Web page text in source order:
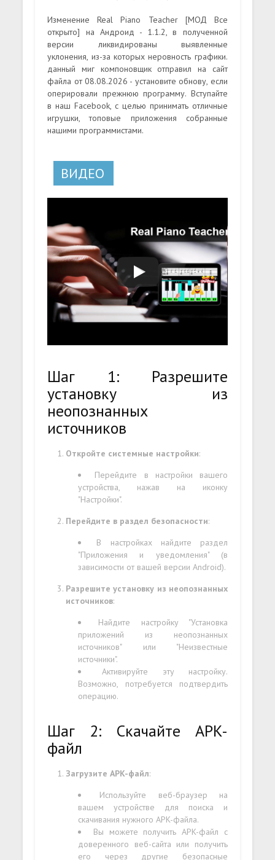
Изменение Real Piano Teacher [МОД Все
открыто] на Андроид - 1.1.2, в полученной
версии ликвидированы выявленные
уклонения, из-за которых неровность графики.
данный миг компоновщик отправил на сайт
файла от 08.08.2026 - установите обнову, если
оперировали прежнюю программу. Вступайте
в наш Facebook, с целью принимать отличные
игрушки, топовые приложения собранные
нашими программистами.
ВИДЕО
Шаг 1: Разрешите
установку из
неопознанных
источников
Откройте системные настройки:
Перейдите в настройки вашего
устройства, нажав на иконку
"Настройки".
Перейдите в раздел безопасности:
В настройках найдите раздел
"Приложения и уведомления" (в
зависимости от вашей версии Android).
Разрешите установку из неопознанных
источников:
Найдите настройку "Установка
приложений из неопознанных
источников" или "Неизвестные
источники".
Активируйте эту настройку.
Возможно, потребуется подтвердить
операцию.
Шаг 2: Скачайте APK-
файл
Загрузите APK-файл:
Используйте веб-браузер на
вашем устройстве для поиска и
скачивания нужного APK-файла.
Вы можете получить APK-файл с
доверенного веб-сайта или получить
его через другие безопасные